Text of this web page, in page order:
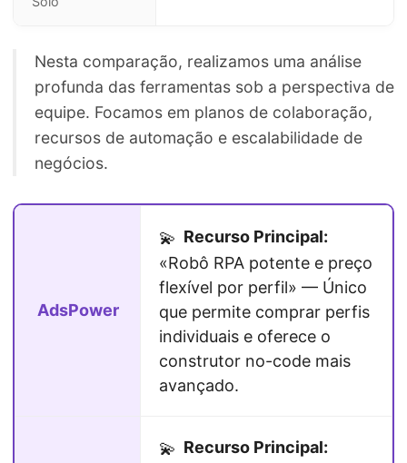
Nesta comparação, realizamos uma análise
profunda das ferramentas sob a perspectiva de
equipe. Focamos em planos de colaboração,
recursos de automação e escalabilidade de
negócios.
AdsPower
💫 Recurso Principal:
«Robô RPA potente e preço
flexível por perfil» — Único
que permite comprar perfis
individuais e oferece o
construtor no-code mais
avançado.
💫 Recurso Principal: